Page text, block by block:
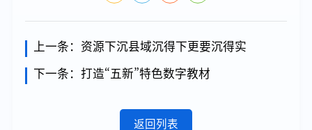
上一条： 资源下沉县域沉得下更要沉得实
下一条： 打造“五新”特色数字教材
返回列表